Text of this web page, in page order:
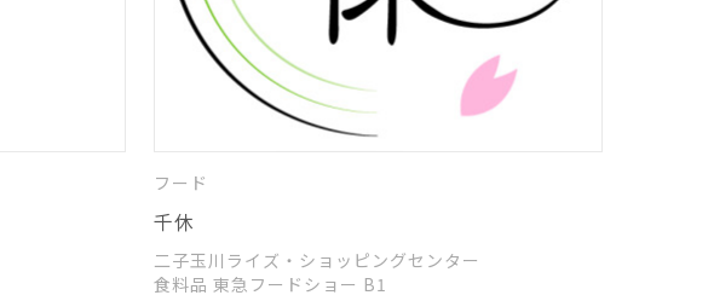
フード
千休
二子玉川ライズ・ショッピングセンター
食料品 東急フードショー B1